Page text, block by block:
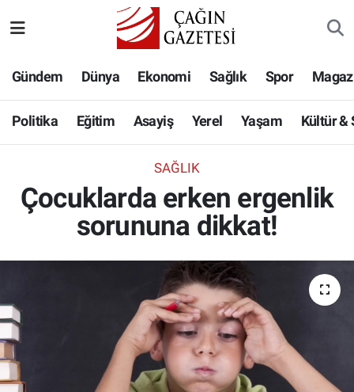
Gündem Dünya Ekonomi Sağlık Spor
Politika Eğitim Asayiş Yerel Yaşam Kültür &
SAĞLIK
Çocuklarda erken ergenlik
sorununa dikkat!
Eğitim
Asayiş
Yaşam
Kültür & Sanat
Bilim-Teknoloji
Köşe Yazıları
Röportaj
Hava Durumu
Namaz Vakitleri
Süper Lig Puan Durumu ve Fikstür
Tüm Manşetler
Son Dakika Haberleri
Haber Arşivi